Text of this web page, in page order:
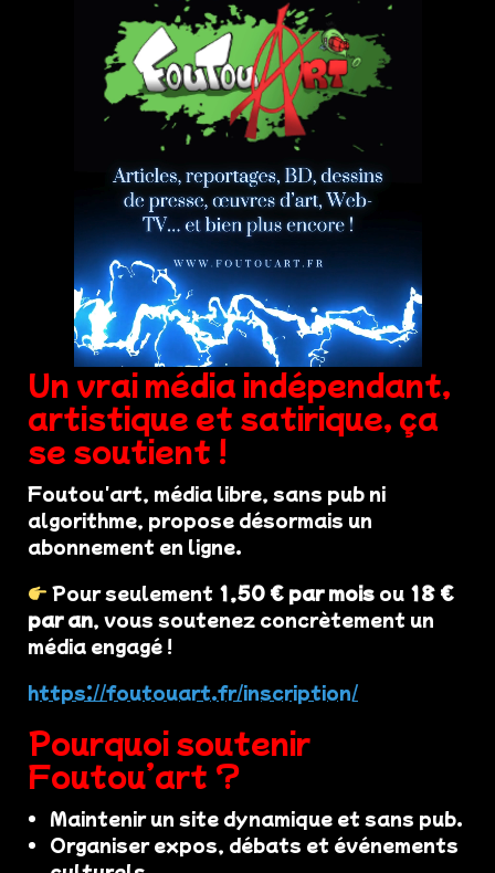
Un vrai média indépendant,
artistique et satirique, ça
se soutient !
Foutou'art, média libre, sans pub ni
algorithme, propose désormais un
abonnement en ligne.
Pour seulement 1,50 € par mois ou 18 €
par an, vous soutenez concrètement un
média engagé !
https://foutouart.fr/inscription/
Pourquoi soutenir
Foutou’art ?
Maintenir un site dynamique et sans pub.
Organiser expos, débats et événements